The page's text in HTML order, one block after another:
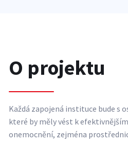
O projektu
Každá zapojená instituce bude s
které by měly vést k
onemocnění, zejména